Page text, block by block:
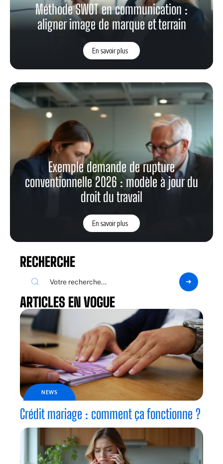
Méthode SWOT en communication :
aligner image de marque et terrain
En savoir plus
Exemple demande de rupture
conventionnelle 2026 : modèle à jour du
droit du travail
En savoir plus
RECHERCHE
ARTICLES EN VOGUE
NEWS
Crédit mariage : comment ça fonctionne ?